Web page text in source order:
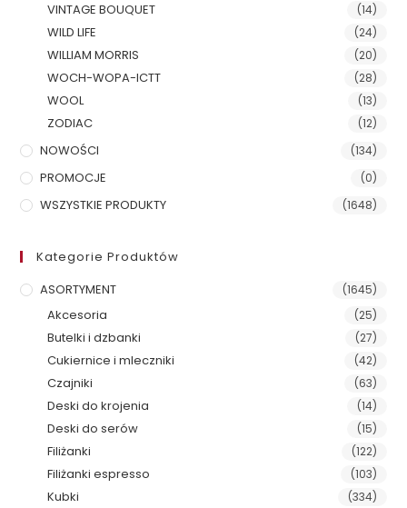
VINTAGE BOUQUET (14)
WILD LIFE (24)
WILLIAM MORRIS (20)
WOCH-WOPA-ICTT (28)
WOOL (13)
ZODIAC (12)
NOWOŚCI (134)
PROMOCJE (0)
WSZYSTKIE PRODUKTY (1648)
Kategorie Produktów
ASORTYMENT
(1645)
Akcesoria (25)
Butelki i dzbanki (27)
Cukiernice i mleczniki (42)
Czajniki (63)
Deski do krojenia (14)
Deski do serów (15)
Filiżanki (122)
Filiżanki espresso (103)
Kubki (334)